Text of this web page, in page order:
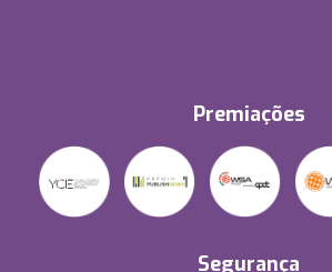
Premiações
Segurança